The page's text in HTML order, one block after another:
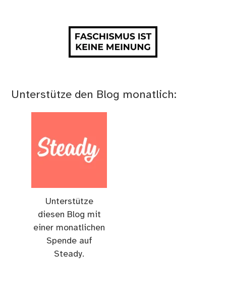
Unterstütze den Blog monatlich:
Unterstütze
diesen Blog mit
einer monatlichen
Spende auf
Steady.